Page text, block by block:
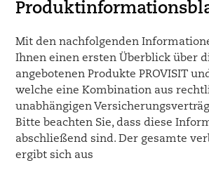
Mit den nachfolgenden
Ihnen einen ersten Überblick über
angebotenen Produkte PROVISIT
welche eine Kombination aus
unabhängigen
Bitte beachten Sie, dass diese
abschließend sind. Der gesamte
ergibt sich aus